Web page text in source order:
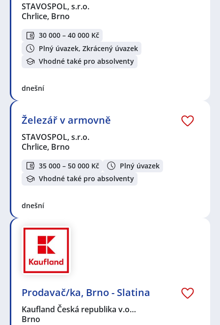
STAVOSPOL, s.r.o.
Chrlice, Brno
30 000 – 40 000 Kč
Plný úvazek, Zkrácený úvazek
Vhodné také pro absolventy
dnešní
Železář v armovně
STAVOSPOL, s.r.o.
Chrlice, Brno
35 000 – 50 000 Kč
Plný úvazek
Vhodné také pro absolventy
dnešní
Prodavač/ka, Brno - Slatina
Kaufland Česká republika v.o…
Brno